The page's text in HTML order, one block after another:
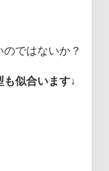
ではないか？
も似合います↓